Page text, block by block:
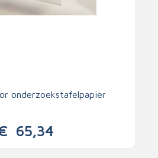
onderzoekstafelpapier
65,34